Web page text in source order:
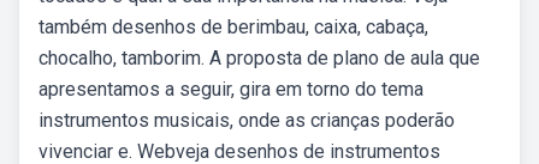
também desenhos de berimbau, caixa, cabaça,
chocalho, tamborim. A proposta de plano de aula que
apresentamos a seguir, gira em torno do tema
instrumentos musicais, onde as crianças poderão
vivenciar e. Webveja desenhos de instrumentos